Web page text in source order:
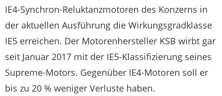
IE4-Synchron-Reluktanzmotoren des Konzerns in
der aktuellen Ausführung die Wirkungsgradklasse
IE5 erreichen. Der Motorenhersteller KSB wirbt gar
seit Januar 2017 mit der IE5-Klassifizierung seines
Supreme-Motors. Gegenüber IE4-Motoren soll er
bis zu 20 % weniger Verluste haben.